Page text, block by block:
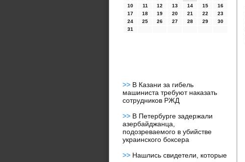
10
11 12 13 14 15
16
17
18 19 20 21 22
23
24
25 26 27 28 29
30
31
>> В Казани за гибель
машиниста требуют наказать
сотрудников РЖД
>> В Петербурге задержали
азербайджанца,
подозреваемого в убийстве
украинского боксера
>> Нашлись свидетели, которые